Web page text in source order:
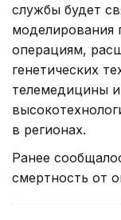
службы будет
моделирования
операциям,
генетических
телемедицины
в регионах.
Ранее
смертность от